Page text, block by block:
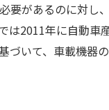
要があるのに対し
は2011年に自動
づいて、車載機器